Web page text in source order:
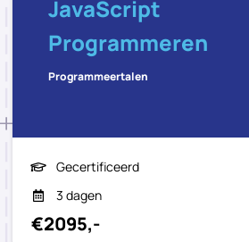
JavaScript
Programmeren
Programmeertalen
Gecertificeerd
3 dagen
€2095,-